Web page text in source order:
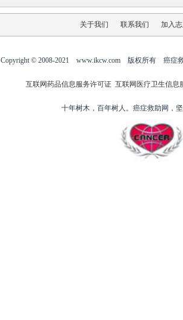
关于我们 联系我们 加入
Copyright © 2008-2021 www.ikcw.com 版权所有 癌症
互联网药品信息服务许可证 互联网医疗卫生信息
十年树木，百年树人。癌症救助网，